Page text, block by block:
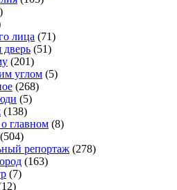
лица (71)
дверь (51)
(201)
углом (5)
(268)
(5)
(138)
главном (8)
(504)
репортаж (278)
(163)
(7)